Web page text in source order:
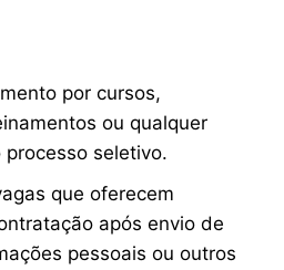
por cursos,
ou qualquer
seletivo.
que oferecem
após envio de
pessoais ou outros